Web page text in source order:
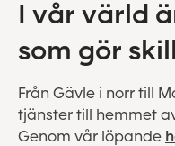
I vår värld
som gör
Från Gävle i norr till
tjänster till hemmet
Genom vår löpande